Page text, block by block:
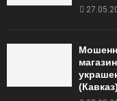
(Кавказ)